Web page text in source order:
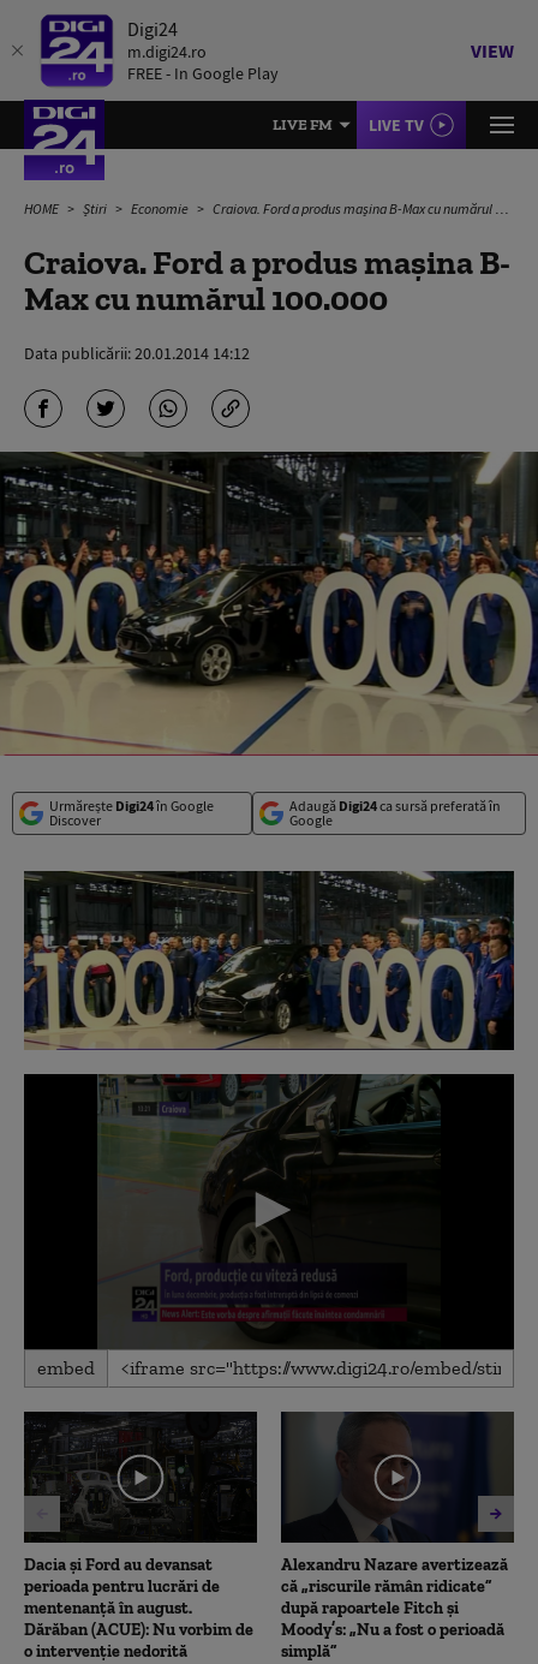
Digi24
m.digi24.ro
FREE - In Google Play
VIEW
LIVE FM LIVE TV
HOME Știri Economie Craiova. Ford a produs mașina B-Max cu numărul 100.000
Craiova. Ford a produs mașina B-
Max cu numărul 100.000
Data publicării:20.01.2014 14:12
Urmărește Digi24în Google
Discover
Adaugă Digi24ca sursă preferată în
Google
0
seconds
1
minute,
34
seconds
embed
Dacia și Ford au devansat
perioada pentru lucrări de
mentenanță în august.
Dărăban (ACUE): Nu vorbim de
o intervenție nedorită
Alexandru Nazare avertizează
că „riscurile rămân ridicate”
după rapoartele Fitch și
Moody’s: „Nu a fost o perioadă
simplă”